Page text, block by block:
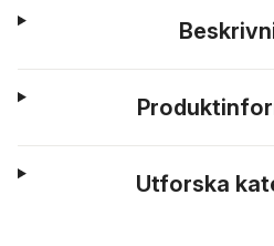
Utforska